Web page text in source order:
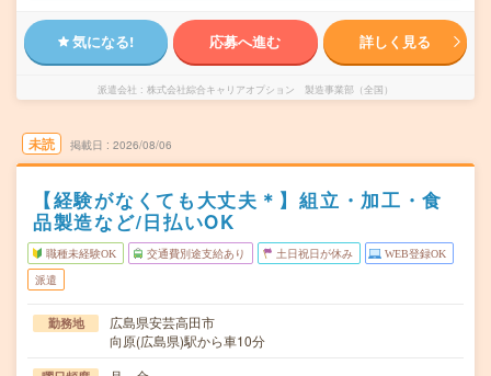
気になる! 応募へ進む 詳しく見る
派遣会社 株式会社綜合キャリアオプション 製造事業部（全国）
未読 掲載日 2026/08/06
【経験がなくても大丈夫＊】組立・加工・食
品製造など/日払いOK
職種未経験OK 交通費別途支給あり 土日祝日が休み WEB登録OK
派遣
勤務地
広島県安芸高田市
向原(広島県)駅から車10分